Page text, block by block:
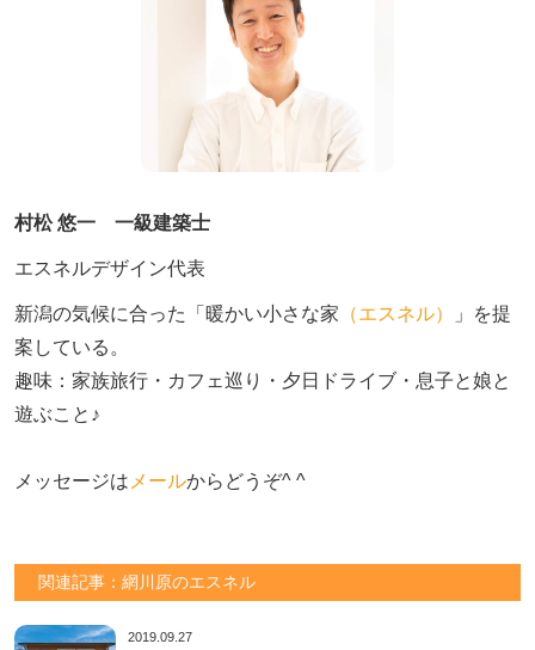
村松 悠一 一級建築士
エスネルデザイン代表
新潟の気候に合った「暖かい小さな家 （エスネル）
」を提
案している。
趣味：家族旅行・カフェ巡り・夕日ドライブ・息子と娘と
遊ぶこと♪
メッセージは メールからどうぞ^ ^
関連記事：網川原のエスネル
2019.09.27